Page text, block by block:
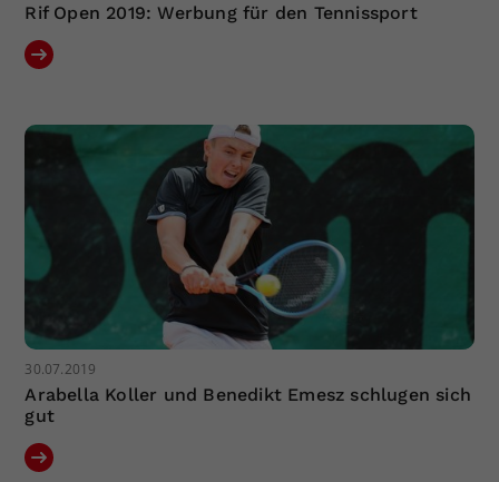
Rif Open 2019: Werbung für den Tennissport
30.07.2019
Arabella Koller und Benedikt Emesz schlugen sich
gut